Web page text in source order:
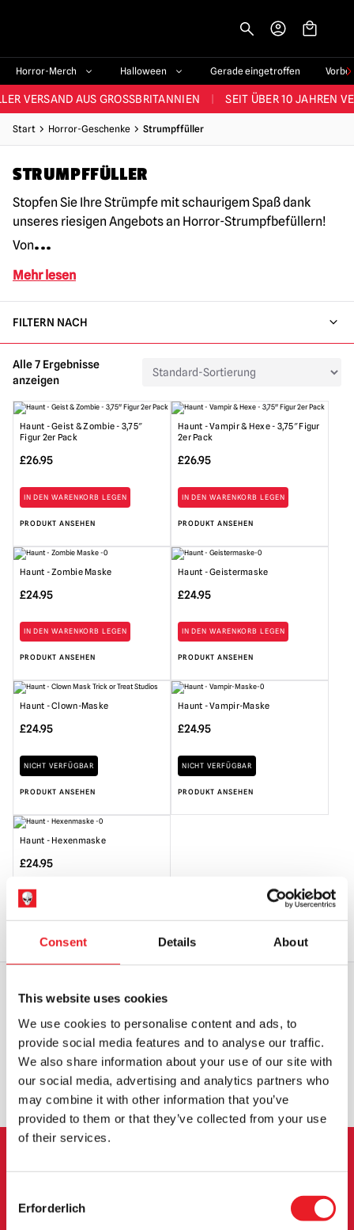
Consent Details About
This website uses cookies
We use cookies to personalise content and ads, to
provide social media features and to analyse our traffic.
We also share information about your use of our site with
our social media, advertising and analytics partners who
may combine it with other information that you’ve
provided to them or that they’ve collected from your use
of their services.
Selection
Erforderlich
Horror-Merch Halloween Gerade eingetroffen
SORTIMENT IM VEREINIGTEN KÖNIGREICH | ÜBER 60.000
VERSAND AUS GROSSBRITANNIEN SEIT ÜBER 10 JAHREN
JEDE WOCHE NEUE HORROR-FANARTIKEL
SORTIMENT IM VEREINIGTEN KÖNIGREICH
Start Horror-Geschenke Strumpffüller
STRUMPFFÜLLER
Stopfen Sie Ihre Strümpfe mit schaurigem Spaß dank
unseres riesigen Angebots an Horror-Strumpfbefüllern!
Von...
Mehr lesen
FILTERN NACH
Alle 7 Ergebnisse
anzeigen
Haunt - Geist & Zombie - 3,75″
Figur 2er Pack
£26.95
IN DEN WARENKORB LEGEN
PRODUKT ANSEHEN
Haunt - Vampir & Hexe - 3,75″ Figur
2er Pack
£26.95
IN DEN WARENKORB LEGEN
PRODUKT ANSEHEN
Haunt - Zombie Maske
£24.95
IN DEN WARENKORB LEGEN
PRODUKT ANSEHEN
Haunt - Geistermaske
£24.95
IN DEN WARENKORB LEGEN
PRODUKT ANSEHEN
Haunt - Clown-Maske
£24.95
NICHT VERFÜGBAR
PRODUKT ANSEHEN
Haunt - Vampir-Maske
£24.95
NICHT VERFÜGBAR
PRODUKT ANSEHEN
Haunt - Hexenmaske
£24.95
NICHT VERFÜGBAR
WELTWEITER VERSAND
GRÖSSTE AUSWAHL IN G
ROSSBRITANNIEN
UMTAUSCH ODER RÜCKGABE MASSGESCHNEIDERTE ANFRAGEN
ANMELDUNG ZUM
NEWSLETTER